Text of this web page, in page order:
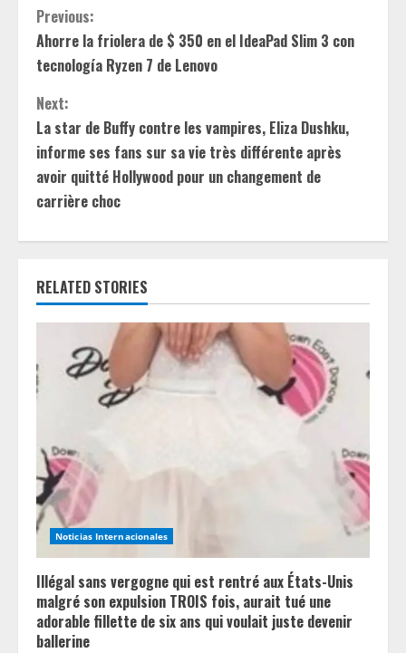
C
o
n
t
i
n
u
e
R
e
a
d
i
n
g
Previous:
Ahorre la friolera de $ 350 en el IdeaPad Slim 3 con
tecnología Ryzen 7 de Lenovo
Next:
La star de Buffy contre les vampires, Eliza Dushku,
informe ses fans sur sa vie très différente après
avoir quitté Hollywood pour un changement de
carrière choc
RELATED STORIES
Noticias Internacionales
Illégal sans vergogne qui est rentré aux États-Unis
malgré son expulsion TROIS fois, aurait tué une
adorable fillette de six ans qui voulait juste devenir
ballerine